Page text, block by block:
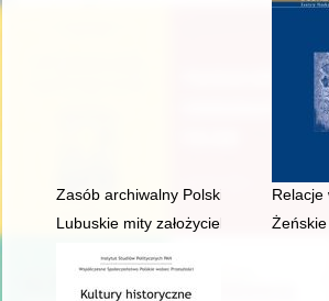
Zasób archiwalny Polskiej MisjiRelacje
Lubuskie mity założycielskie w